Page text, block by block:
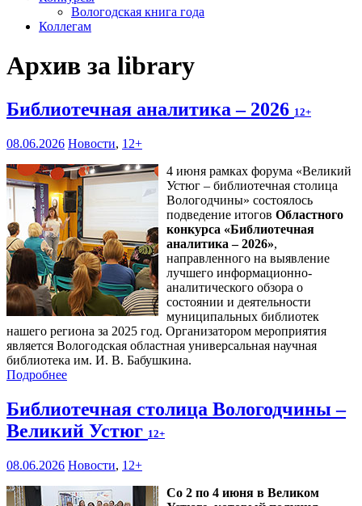
Вологодская книга года
Коллегам
Архив за library
Библиотечная аналитика – 2026 12+
08.06.2026 Новости, 12+
4 июня рамках форума «Великий
Устюг – библиотечная столица
Вологодчины» состоялось
подведение итогов Областного
конкурса «Библиотечная
аналитика – 2026»,
направленного на выявление
лучшего информационно-
аналитического обзора о
состоянии и деятельности
муниципальных библиотек
нашего региона за 2025 год. Организатором мероприятия
является Вологодская областная универсальная научная
библиотека им. И. В. Бабушкина.
Подробнее
Библиотечная столица Вологодчины –
Великий Устюг 12+
08.06.2026 Новости, 12+
Со 2 по 4 июня в Великом